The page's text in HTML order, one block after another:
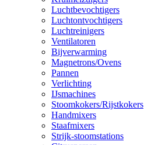
Luchtbevochtigers
Luchtontvochtigers
Luchtreinigers
Ventilatoren
Bijverwarming
Magnetrons/Ovens
Pannen
Verlichting
IJsmachines
Stoomkokers/Rijstkokers
Handmixers
Staafmixers
Strijk-stoomstations